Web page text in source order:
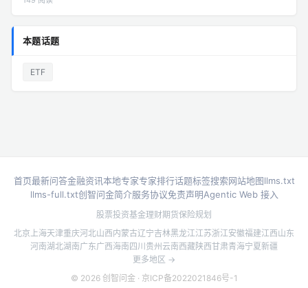
本题话题
ETF
首页最新问答金融资讯本地专家专家排行话题标签搜索网站地图llms.txt
llms-full.txt创智问金简介服务协议免责声明Agentic Web 接入
股票投资基金理财期货保险规划
北京 上海天津重庆河北山西内蒙古辽宁吉林黑龙江江苏浙江安徽福建江西山东
河南湖北湖南广东广西海南四川贵州云南西藏陕西甘肃青海宁夏新疆
更多地区 →
© 2026 创智问金 · 京ICP备2022021846号-1